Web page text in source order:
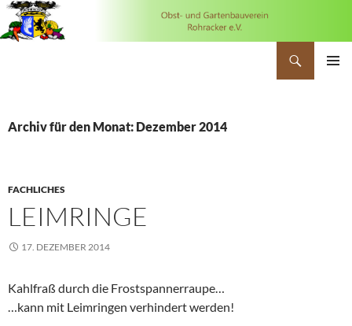
Archiv für den Monat: Dezember 2014
FACHLICHES
LEIMRINGE
17. DEZEMBER 2014
Kahlfraß durch die Frostspannerraupe…
…kann mit Leimringen verhindert werden!